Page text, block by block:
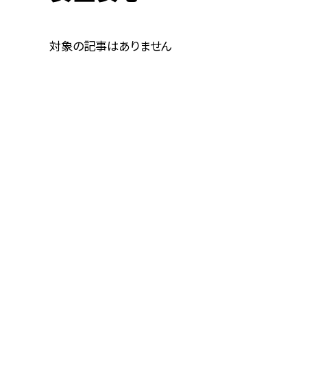
対象の記事はありません